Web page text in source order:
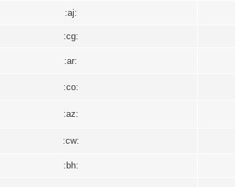
:aj:
:cg:
:ar:
:co:
:az:
:cw:
:bh: